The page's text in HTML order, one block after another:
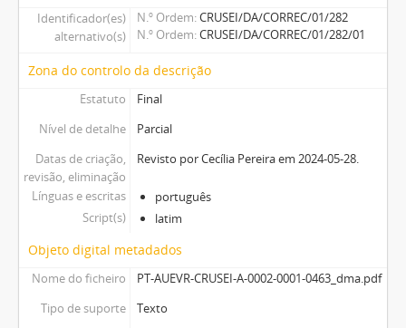
Identificador(es)
alternativo(s)
N.º Ordem CRUSEI/DA/CORREC/01/282
N.º Ordem CRUSEI/DA/CORREC/01/282/01
Zona do controlo da descrição
Estatuto
Final
Nível de detalhe
Parcial
Datas de criação,
revisão, eliminação
Revisto por Cecília Pereira em 2024-05-28.
Línguas e escritas
português
Script(s)
latim
Objeto digital metadados
Nome do ficheiro
PT-AUEVR-CRUSEI-A-0002-0001-0463_dma.pdf
Tipo de suporte
Texto